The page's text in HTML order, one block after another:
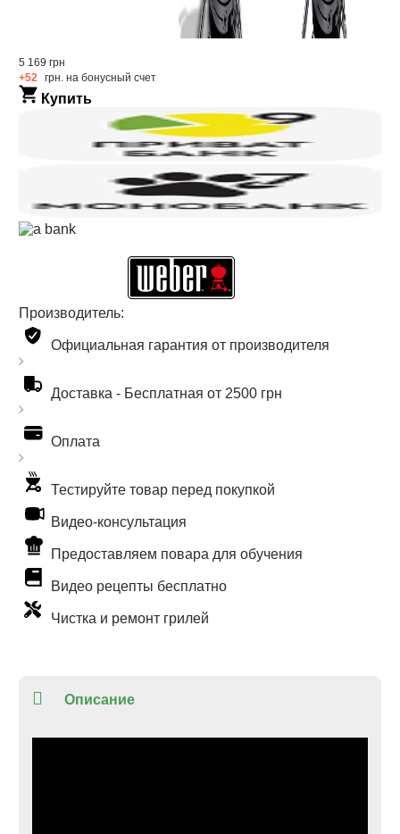
5 169 грн
+52 грн. на бонусный счет
Купить
Производитель:
Официальная гарантия от производителя
Доставка - Бесплатная от 2500 грн
Оплата
Тестируйте товар перед покупкой
Видео-консультация
Предоставляем повара для обучения
Видео рецепты бесплатно
Чистка и ремонт грилей
Описание